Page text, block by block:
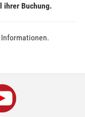
ihrer Buchung.